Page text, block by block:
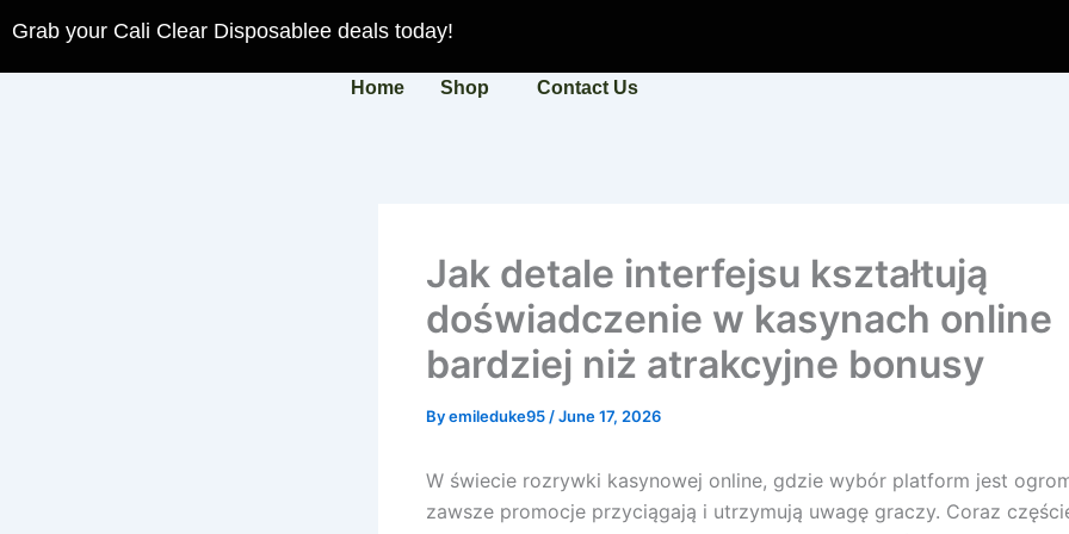
to
content
Grab your Cali Clear Disposablee deals today!
Home Shop Contact Us
Jak detale interfejsu kształtują
doświadczenie w kasynach online
bardziej niż atrakcyjne bonusy
Byemileduke95 /June 17, 2026
W świecie rozrywki kasynowej online, gdzie wybór platform jest
zawsze promocje przyciągają i utrzymują uwagę graczy. Coraz